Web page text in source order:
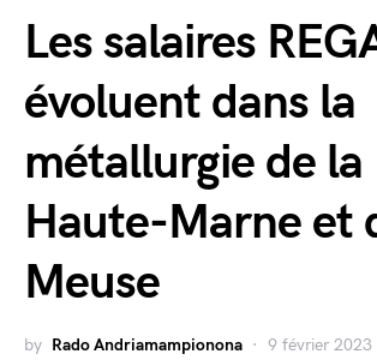
Les salaires
évoluent dans la
métallurgie de la
Haute-Marne et
Meuse
by Rado Andriamampionona 9 février 2023